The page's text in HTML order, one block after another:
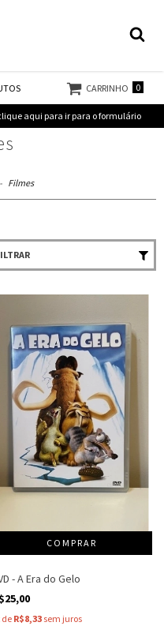
CARRINHO 0
aqui para ir para o formulário
- Filmes
- A Era do Gelo
de R$8,33 sem juros